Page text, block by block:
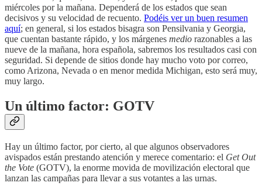
miércoles por la mañana. Dependerá de los estados que sean
decisivos y su velocidad de recuento. Podéis ver un buen resumen
aquí; en general, si los estados bisagra son Pensilvania y Georgia,
que cuentan bastante rápido, y los márgenes medio razonables a las
nueve de la mañana, hora española, sabremos los resultados casi con
seguridad. Si depende de sitios donde hay mucho voto por correo,
como Arizona, Nevada o en menor medida Michigan, esto será muy,
muy largo.
Un último factor: GOTV
Hay un último factor, por cierto, al que algunos observadores
avispados están prestando atención y merece comentario: el Get Out
the Vote (GOTV), la enorme movida de movilización electoral que
lanzan las campañas para llevar a sus votantes a las urnas.